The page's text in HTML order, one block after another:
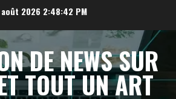
2026 2:48:43 PM
DE NEWS SUR
TOUT UN ART